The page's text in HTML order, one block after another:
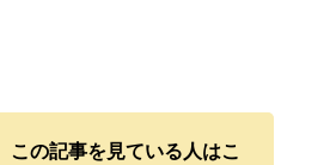
この記事を見ている人はこ